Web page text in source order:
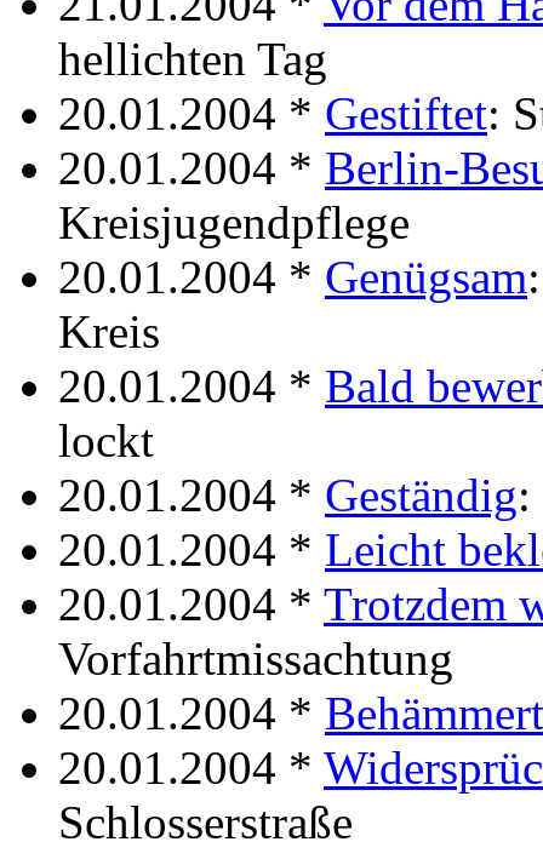
hellichten Tag
20.01.2004 * Gestiftet:
20.01.2004 * Berlin-
Kreisjugendpflege
20.01.2004 * Genügsam
Kreis
20.01.2004 * Bald
lockt
20.01.2004 * Geständig:
20.01.2004 * Leicht
20.01.2004 * Trotzdem
Vorfahrtmissachtung
20.01.2004 * Behämmert
20.01.2004 *
Schlosserstraße